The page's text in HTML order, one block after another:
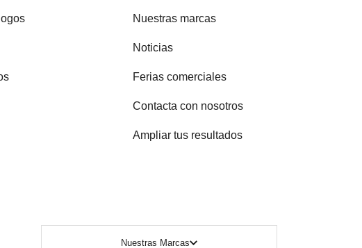
Nuestras marcas
Noticias
Ferias comerciales
Contacta con nosotros
Ampliar tus resultados
Nuestras Marcas